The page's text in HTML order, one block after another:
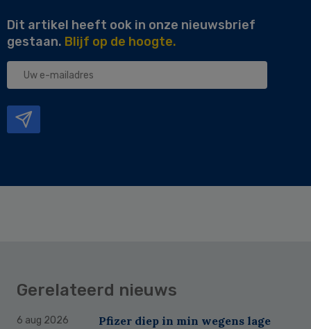
Dit artikel heeft ook in onze nieuwsbrief
gestaan. Blijf op de hoogte.
Uw
Gerelateerd nieuws
6 aug 2026
Pfizer diep in min wegens lage